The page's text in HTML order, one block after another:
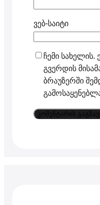
ვებ-საიტი
ჩემი
გვერდის
ბრაუზერში